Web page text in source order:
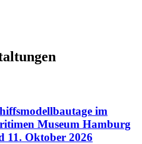
im
Museum Hamburg
11. Oktober 2026